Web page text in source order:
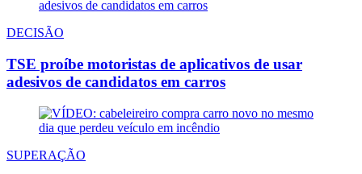
DECISÃO
TSE proíbe motoristas de aplicativos de usar
adesivos de candidatos em carros
SUPERAÇÃO